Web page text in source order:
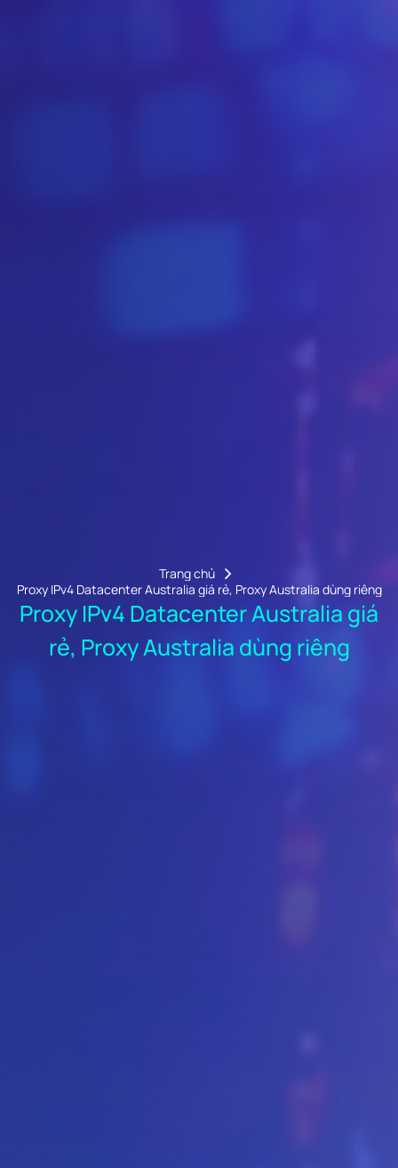
Trang chủ
Proxy IPv4 Datacenter Australia giá rẻ, Proxy Australia dùng riêng
Proxy IPv4 Datacenter Australia giá
rẻ, Proxy Australia dùng riêng